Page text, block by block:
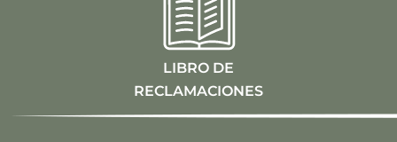
LIBRO DE
RECLAMACIONES